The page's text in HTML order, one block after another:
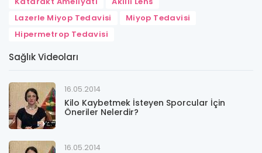
Lazerle Miyop Tedavisi
Miyop Tedavisi
Hipermetrop Tedavisi
Sağlık Videoları
16.05.2014
Kilo Kaybetmek İsteyen Sporcular İçin
Öneriler Nelerdir?
16.05.2014